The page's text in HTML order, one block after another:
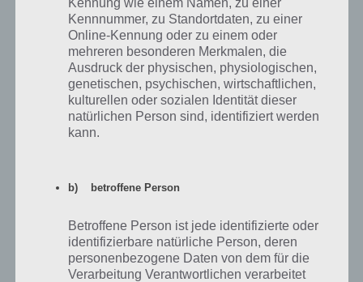
Kommen wir nun zur Lösung von Level 96 von 100 Doors 2013. Hier
muss man den Pfeil rechts drücken und zählen, wie oft die Form an
der Stelle geflogen kommt. Zuvor muss man jedoch einige male den
Pfeil geklickt haben. Dann sollte der Code auch akzeptiert werden.
So kommt man auf den Code 16 12 8. Diesen muss man nur noch
eingeben und das war auch bereits die Lösung zu Level 96.
Kennnummer, zu Standortdaten, zu einer
Online-Kennung oder zu einem oder
mehreren besonderen Merkmalen, die
Ausdruck der physischen, physiologischen,
genetischen, psychischen, wirtschaftlichen,
kulturellen oder sozialen Identität dieser
natürlichen Person sind, identifiziert werden
kann.
b) betroffene Person
Betroffene Person ist jede identifizierte oder
identifizierbare natürliche Person, deren
personenbezogene Daten von dem für die
Verarbeitung Verantwortlichen verarbeitet